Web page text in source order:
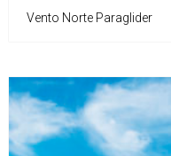
Vento Norte Paraglider